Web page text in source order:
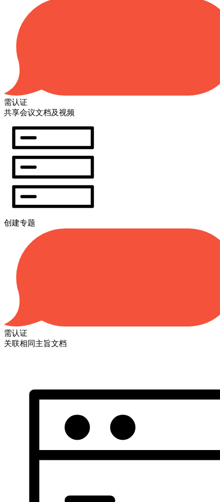
需认证
共享会议文档及视频
创建专题
需认证
关联相同主旨文档